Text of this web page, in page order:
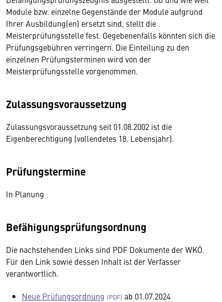
Module bzw. einzelne Gegenstände der Module aufgrund
Ihrer Ausbildung(en) ersetzt sind, stellt die
Meisterprüfungsstelle fest. Gegebenenfalls könnten sich die
Prüfungsgebühren verringern. Die Einteilung zu den
einzelnen Prüfungsterminen wird von der
Meisterprüfungsstelle vorgenommen.
Zulassungsvoraussetzung
Zulassungsvoraussetzung seit 01.08.2002 ist die
Eigenberechtigung (vollendetes 18. Lebensjahr).
Prüfungstermine
In Planung
Befähigungsprüfungsordnung
Die nachstehenden Links sind PDF Dokumente der WKÖ.
Für den Link sowie dessen Inhalt ist der Verfasser
verantwortlich.
Neue Prüfungsordnung ab 01.07.2024